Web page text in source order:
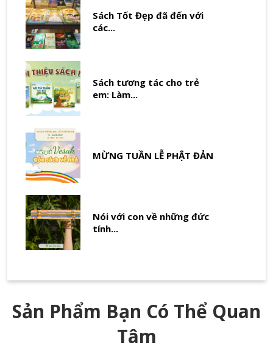
Sách Tốt Đẹp đã đến với
các...
Sách tương tác cho trẻ
em: Làm...
MỪNG TUẦN LỄ PHẬT ĐẢN
Nói với con về những đức
tính...
Sản Phẩm Bạn Có Thể Quan
Tâm